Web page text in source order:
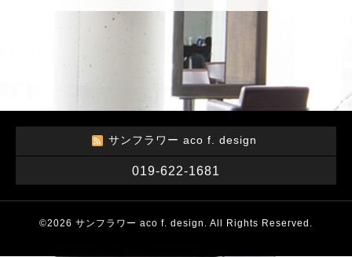
サンフラワー aco f. design
019-622-1681
©2026 サンフラワー aco f. design . All Rights Reserved.